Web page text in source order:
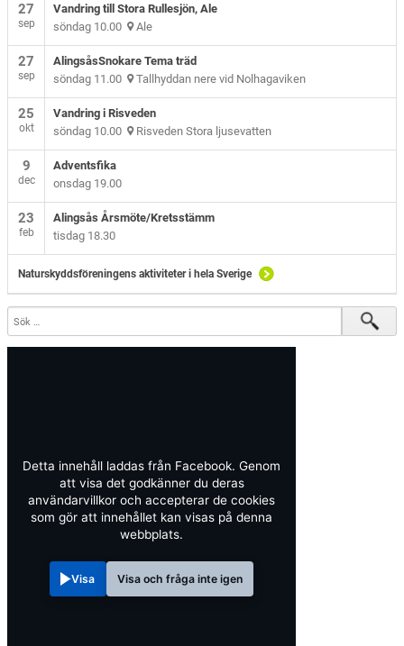
27
sep
Vandring till Stora Rullesjön, Ale
söndag 10.00 Ale
27
sep
AlingsåsSnokare Tema träd
söndag 11.00 Tallhyddan nere vid Nolhagaviken
25
okt
Vandring i Risveden
söndag 10.00 Risveden Stora ljusevatten
9
dec
Adventsfika
onsdag 19.00
23
feb
Alingsås Årsmöte/Kretsstämm
tisdag 18.30
Naturskyddsföreningens aktiviteter i hela Sverige
Detta innehåll laddas från Facebook. Genom
att visa det godkänner du deras
användarvillkor och accepterar de cookies
som gör att innehållet kan visas på denna
webbplats.
Visa Visa och fråga inte igen